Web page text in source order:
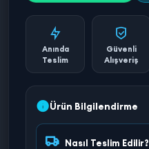
Anında
Teslim
Güvenli
Alışveriş
Ürün Bilgilendirme
Nasıl Teslim Edilir?